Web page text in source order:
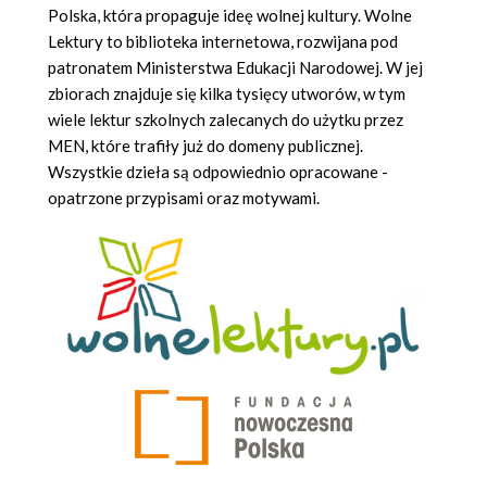
Polska, która propaguje ideę wolnej kultury. Wolne
Lektury to biblioteka internetowa, rozwijana pod
patronatem Ministerstwa Edukacji Narodowej. W jej
zbiorach znajduje się kilka tysięcy utworów, w tym
wiele lektur szkolnych zalecanych do użytku przez
MEN, które trafiły już do domeny publicznej.
Wszystkie dzieła są odpowiednio opracowane -
opatrzone przypisami oraz motywami.